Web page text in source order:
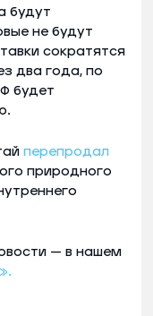
будут
не будут
сократятся
два года, по
будет
перепродал
природного
— в нашем